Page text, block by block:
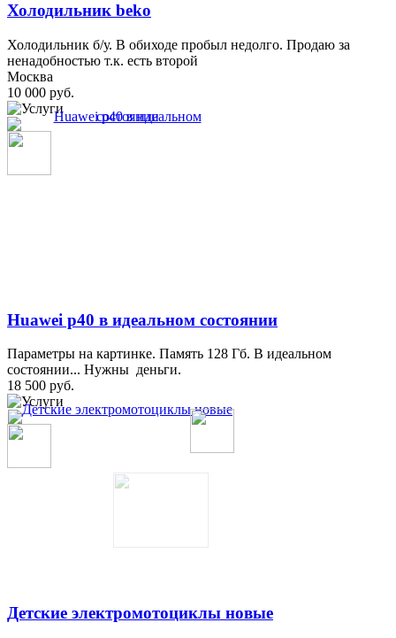
Холодильник beko
Холодильник б/у. В обиходе пробыл недолго. Продаю за
ненадобностью т.к. есть второй
Москва
10 000 руб.
Huawei p40 в идеальном состоянии
Параметры на картинке. Память 128 Гб. В идеальном
состоянии... Нужны деньги.
18 500 руб.
Детские электромотоциклы новые